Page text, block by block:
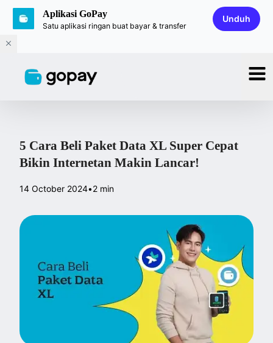
Aplikasi GoPay
Satu aplikasi ringan buat bayar & transfer
Unduh
5 Cara Beli Paket Data XL Super Cepat
Bikin Internetan Makin Lancar!
14 October 2024•2 min